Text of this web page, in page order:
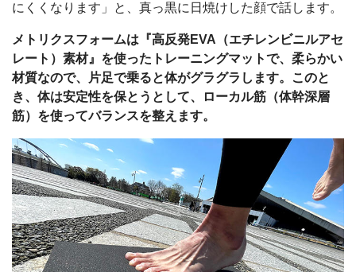
にくくなります」と、真っ黒に日焼けした顔で話します。
メトリクスフォームは『高反発EVA（エチレンビニルアセ
レート）素材』を使ったトレーニングマットで、柔らかい
材質なので、片足で乗ると体がグラグラします。このと
き、体は安定性を保とうとして、ローカル筋（体幹深層
筋）を使ってバランスを整えます。